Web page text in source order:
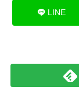
LINE